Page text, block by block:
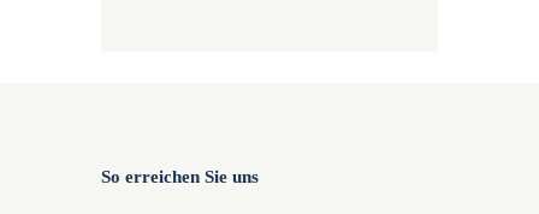
So erreichen Sie uns